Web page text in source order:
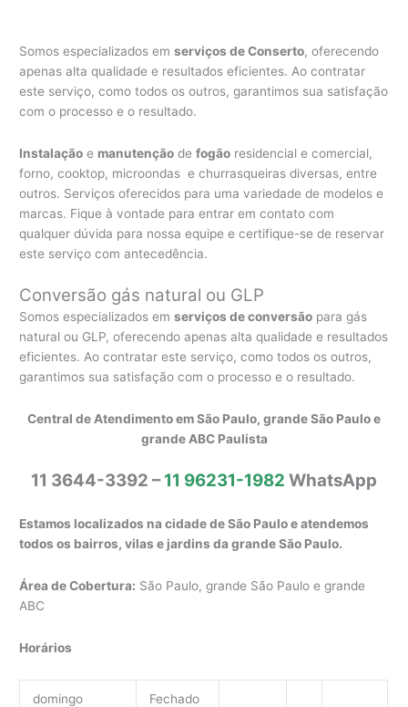
Somos especializados emserviços de Conserto, oferecendo
apenas alta qualidade e resultados eficientes. Ao contratar
este serviço, como todos os outros, garantimos sua satisfação
com o processo e o resultado.
Instalação e manutenção defogão residencial e comercial,
forno, cooktop, microondas e churrasqueiras diversas, entre
outros. Serviços oferecidos para uma variedade de modelos e
marcas. Fique à vontade para entrar em contato com
qualquer dúvida para nossa equipe e certifique-se de reservar
este serviço com antecedência.
Conversão gás natural ou GLP
Somos especializados emserviços de conversão para gás
natural ou GLP, oferecendo apenas alta qualidade e resultados
eficientes. Ao contratar este serviço, como todos os outros,
garantimos sua satisfação com o processo e o resultado.
Central de Atendimento em São Paulo, grande São Paulo e
grande ABC Paulista
11 3644-3392 –11 96231-1982 WhatsApp
Estamos localizados na cidade de São Paulo e atendemos
todos os bairros, vilas e jardins da grande São Paulo.
Área de Cobertura: São Paulo, grande São Paulo e grande
ABC
Horários
domingo Fechado